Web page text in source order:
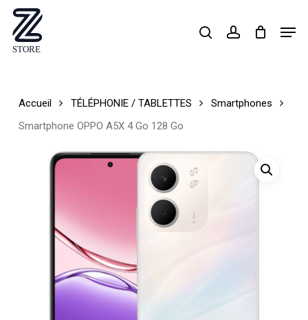
Skip
main
searchaccount
Accueil TÉLÉPHONIE / TABLETTES
Smartphones
Smartphone OPPO A5X 4 Go 128 Go